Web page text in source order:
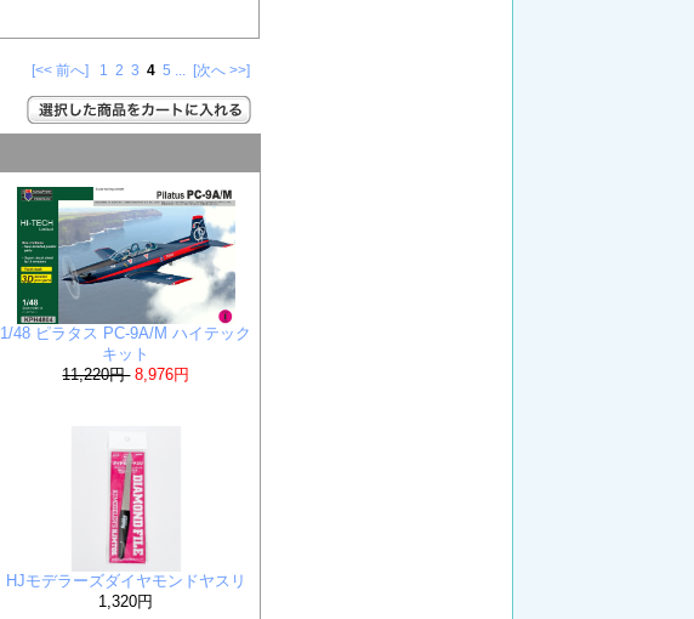
[<< 前へ] 1 2 3 4 5 [次へ >>]
1/48 ピラタス PC-9A/M ハイテック
キット
11,220円 8,976円
HJモデラーズダイヤモンドヤスリ
1,320円